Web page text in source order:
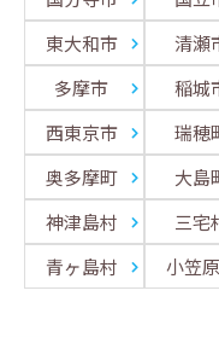
東大和市
清瀬
多摩市
稲城
西東京市
瑞穂
奥多摩町
大島
神津島村
三宅
青ヶ島村
小笠